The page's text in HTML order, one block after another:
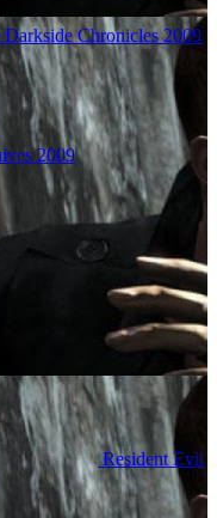
Chronicles2009
2009
Resident Evil